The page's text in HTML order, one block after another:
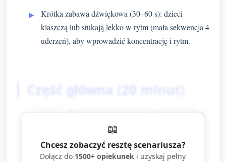
Krótka zabawa dźwiękowa (30–60 s): dzieci
klaszczą lub stukają lekko w rytm (mała sekwencja 4
uderzeń), aby wprowadzić koncentrację i rytm.
Część główna (20 minut)
Przygotowanie stanowisk (2 min): opiekun
rozkłada materiały przy małych stolikach
lub na podłodze dla 3–4 dzieci na stację.
Przy każdej stacji gotowe są: papierowe
📖
Chcesz zobaczyć resztę scenariusza?
Dołącz do 1500+ opiekunek i uzyskaj pełny